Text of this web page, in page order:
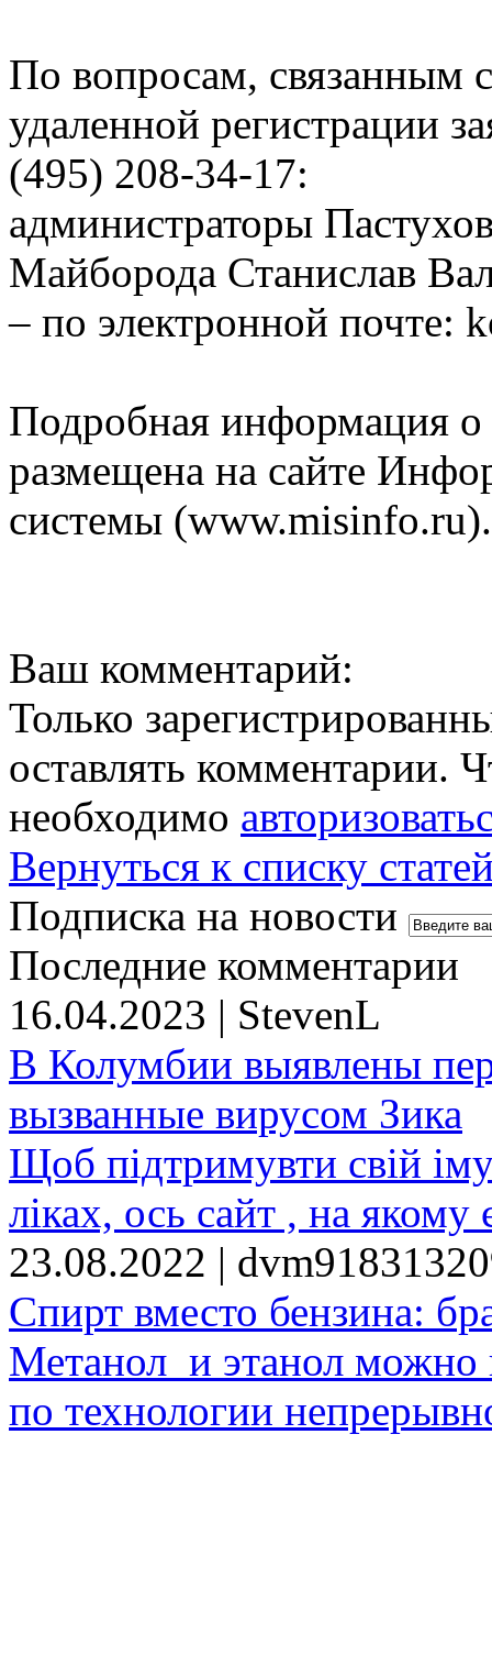
По вопросам, связанным
удаленной регистрации
(495) 208-34-17:
администраторы
Майборода Станислав
– по электронной почте:
Подробная информация о
размещена на сайте
системы (www.misinfo.ru).
Ваш комментарий:
Только
оставлять комментарии.
необходимо
Вернуться к списку
Подписка на новости
Последние комментарии
16.04.2023 | StevenL
В Колумбии выявлены
вызванные вирусом Зика
Щоб підтримувти свій
ліках, ось сайт , на якому
23.08.2022 |
Спирт вместо бензина:
Метанол и этанол можно
по технологии